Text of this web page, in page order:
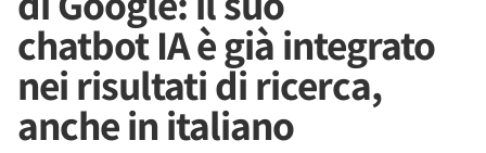
chatbot IA è già integrato
nei risultati di ricerca,
anche in italiano